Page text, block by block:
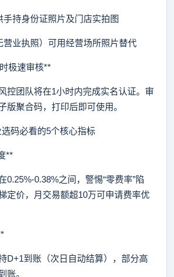
持身份证照片及门店实拍图
业执照）可用经营场所照片替代
极速审核**
团队将在1小时内完成实名认证。审
版聚合码，打印后即可使用。
码必看的5个核心指标
**
0.38%之间，警惕“零费率”陷
定价，月交易额超10万可申请费率优
到账（次日自动结算），部分高
账。